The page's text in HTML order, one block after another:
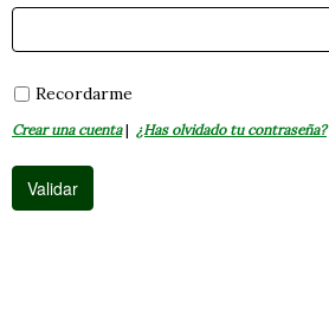
Recordarme
Crear una cuenta| ¿Has olvidado tu contraseña?